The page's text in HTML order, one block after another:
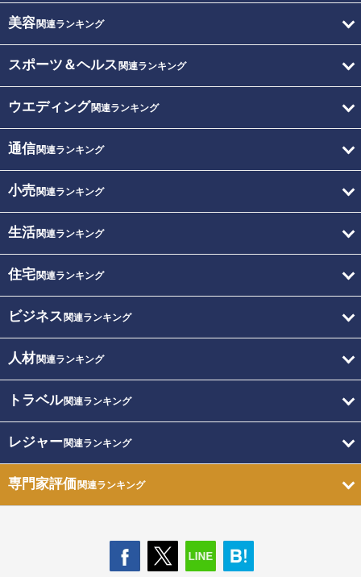
美容関連ランキング
スポーツ＆ヘルス 関連ランキング
ウエディング関連ランキング
通信関連ランキング
小売関連ランキング
生活関連ランキング
住宅関連ランキング
ビジネス 関連ランキング
人材関連ランキング
トラベル関連ランキング
レジャー関連ランキング
専門家評価関連ランキング